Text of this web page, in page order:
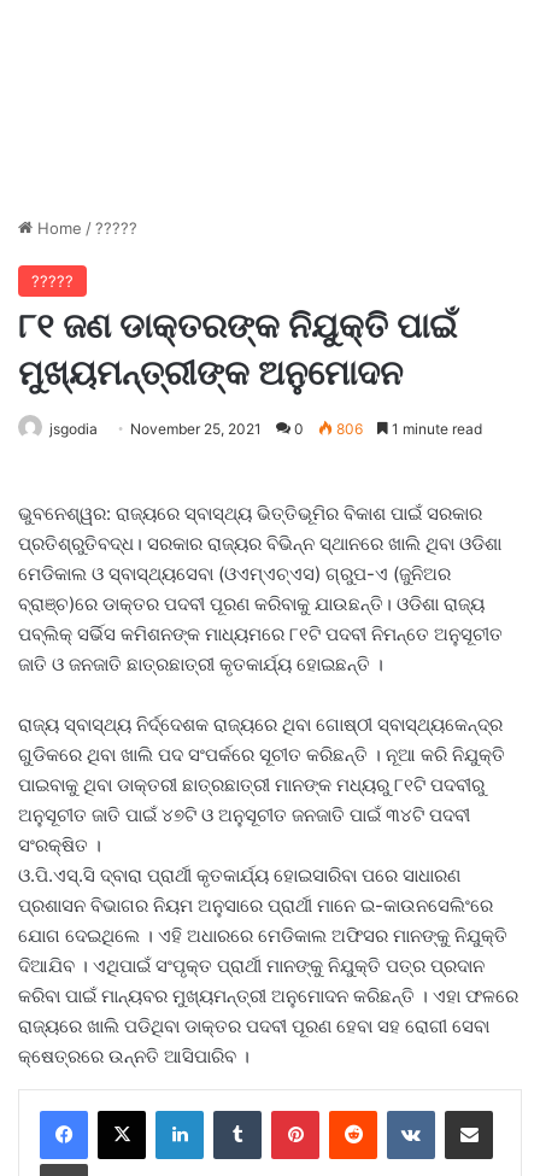
Home /?????
?????
୮୧ ଜଣ ଡାକ୍ତରଙ୍କ ନିଯୁକ୍ତି ପାଇଁ
ମୁଖ୍ୟମନ୍ତ୍ରୀଙ୍କ ଅନୁମୋଦନ
jsgodia November 25, 2021 0 806 1 minute read
ଭୁବନେଶ୍ୱର: ରାଜ୍ୟରେ ସ୍ବାସ୍ଥ୍ୟ ଭିତ୍ତିଭୂମିର ବିକାଶ ପାଇଁ ସରକାର
ପ୍ରତିଶ୍ରୁତିବଦ୍ଧ। ସରକାର ରାଜ୍ୟର ବିଭିନ୍ନ ସ୍ଥାନରେ ଖାଲି ଥିବା ଓଡିଶା
ମେଡିକାଲ ଓ ସ୍ବାସ୍ଥ୍ୟସେବା (ଓଏମ୍‌ଏଚ୍‌ଏସ) ଗ୍ରୁପ-ଏ (ଜୁନିଅର
ବ୍ରାଞ୍ଚ)ରେ ଡାକ୍ତର ପଦବୀ ପୂରଣ କରିବାକୁ ଯାଉଛନ୍ତି। ଓଡିଶା ରାଜ୍ୟ
ପବ୍ଲିକ୍‌ ସର୍ଭିସ କମିଶନଙ୍କ ମାଧ୍ୟମରେ ୮୧ଟି ପଦବୀ ନିମନ୍ତେ ଅନୁସୂଚୀତ
ଜାତି ଓ ଜନଜାତି ଛାତ୍ରଛାତ୍ରୀ କୃତକାର୍ଯ୍ୟ ହୋଇଛନ୍ତି ।
ରାଜ୍ୟ ସ୍ବାସ୍ଥ୍ୟ ନିର୍ଦ୍ଦେଶକ ରାଜ୍ୟରେ ଥିବା ଗୋଷ୍ଠୀ ସ୍ବାସ୍ଥ୍ୟକେନ୍ଦ୍ର
ଗୁଡିକରେ ଥିବା ଖାଲି ପଦ ସଂପର୍କରେ ସୂଚୀତ କରିଛନ୍ତି । ନୂଆ କରି ନିଯୁକ୍ତି
ପାଇବାକୁ ଥିବା ଡାକ୍ତରୀ ଛାତ୍ରଛାତ୍ରୀ ମାନଙ୍କ ମଧ୍ୟରୁ ୮୧ଟି ପଦବୀରୁ
ଅନୁସୂଚୀତ ଜାତି ପାଇଁ ୪୭ଟି ଓ ଅନୁସୂଚୀତ ଜନଜାତି ପାଇଁ ୩୪ଟି ପଦବୀ
ସଂରକ୍ଷିତ ।
ଓ.ପି.ଏସ୍‌.ସି ଦ୍ବାରା ପ୍ରାର୍ଥୀ କୃତକାର୍ଯ୍ୟ ହୋଇସାରିବା ପରେ ସାଧାରଣ
ପ୍ରଶାସନ ବିଭାଗର ନିୟମ ଅନୁସାରେ ପ୍ରାର୍ଥୀ ମାନେ ଇ-କାଉନସେଲିଂରେ
ଯୋଗ ଦେଇଥିଲେ । ଏହି ଅଧାରରେ ମେଡିକାଲ ଅଫିସର ମାନଙ୍କୁ ନିଯୁକ୍ତି
ଦିଆଯିବ । ଏଥିପାଇଁ ସଂପୃକ୍ତ ପ୍ରାର୍ଥୀ ମାନଙ୍କୁ ନିଯୁକ୍ତି ପତ୍ର ପ୍ରଦାନ
କରିବା ପାଇଁ ମାନ୍ୟବର ମୁଖ୍ୟମନ୍ତ୍ରୀ ଅନୁମୋଦନ କରିଛନ୍ତି । ଏହା ଫଳରେ
ରାଜ୍ୟରେ ଖାଲି ପଡିଥିବା ଡାକ୍ତର ପଦବୀ ପୂରଣ ହେବା ସହ ରୋଗୀ ସେବା
କ୍ଷେତ୍ରରେ ଉନ୍ନତି ଆସିପାରିବ ।
LinkedInTumblr PinterestReddit VKontakteShare via Email
Print